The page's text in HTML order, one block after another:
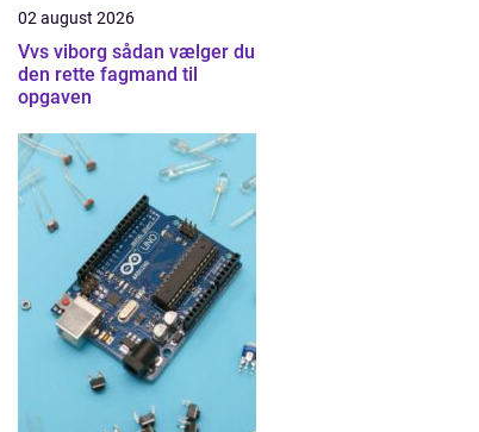
02 august 2026
Vvs viborg sådan vælger du
den rette fagmand til
opgaven